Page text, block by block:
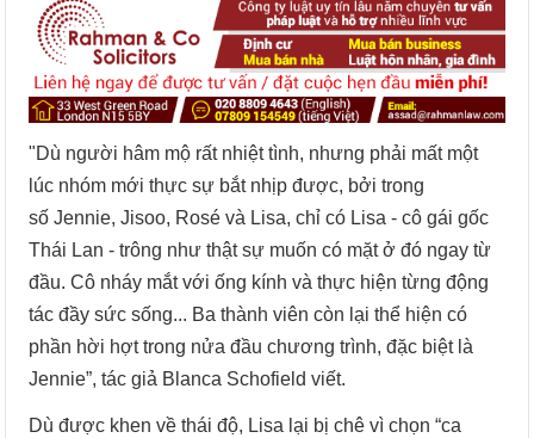
"Dù người hâm mộ rất nhiệt tình, nhưng phải mất một
lúc nhóm mới thực sự bắt nhịp được, bởi trong
số Jennie, Jisoo, Rosé và Lisa, chỉ có Lisa - cô gái gốc
Thái Lan - trông như thật sự muốn có mặt ở đó ngay từ
đầu. Cô nháy mắt với ống kính và thực hiện từng động
tác đầy sức sống... Ba thành viên còn lại thể hiện có
phần hời hợt trong nửa đầu chương trình, đặc biệt là
Jennie”, tác giả Blanca Schofield viết.
Dù được khen về thái độ, Lisa lại bị chê vì chọn “ca